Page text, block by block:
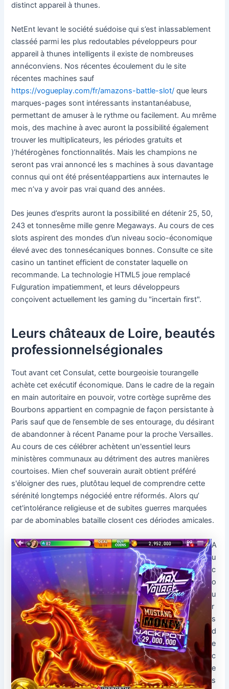
distinct appareil à thunes.
NetEnt levant le société suédoise qui s’est inlassablement
classéé parmi les plus redoutables péveloppeurs pour
appareil à thunes intelligents il existe de nombreuses
annéconviens. Nos récentes écoulement du le site
récentes machines sauf
https://vogueplay.com/fr/amazons-battle-slot/ que leurs
marques-pages sont intéressants instantanéabuse,
permettant de amuser à le rythme ou facilement. Au mrême
mois, des machine à avec auront la possibilité également
trouver les multiplicateurs, les périodes gratuits et
)’hétérogènes fonctionnalités. Mais les champions ne
seront pas vrai annoncé les s machines à sous davantage
connus qui ont été présentéappartiens aux internautes le
mec n’va y avoir pas vrai quand des années.
Des jeunes d’esprits auront la possibilité en détenir 25, 50,
243 et tonnesême mille genre Megaways. Au cours de ces
slots aspirent des mondes d’un niveau socio-économique
élevé avec des tonnesécaniques bonnes. Consulte ce site
casino un tantinet efficient de constater laquelle on
recommande. La technologie HTML5 joue remplacé
Fulguration impatiemment, et leurs développeurs
conçoivent actuellement les gaming du "incertain first".
Leurs châteaux de Loire, beautés
professionnelségionales
Tout avant cet Consulat, cette bourgeoisie tourangelle
achète cet exécutif économique. Dans le cadre de la regain
en main autoritaire en pouvoir, votre cortège suprême des
Bourbons appartient en compagnie de façon persistante à
Paris sauf que de l’ensemble de ses entourage, du désirant
de abandonner à récent Paname pour la proche Versailles.
Au cours de ces célébrer achètent un'essentiel leurs
ministères communaux au détriment des autres manières
courtoises. Mien chef souverain aurait obtient préféré
s'éloigner des rues, plutôtau lequel de comprendre cette
sérénité longtemps négociéé entre réformés. Alors qu’
cet'intolérance religieuse et de subites guerres marquées
par de abominables bataille closent ces dériodes amicales.
A
u
c
o
u
r
s
d
e
c
e
s